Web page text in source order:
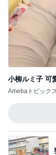
小柳ルミ子 可
Amebaトピック